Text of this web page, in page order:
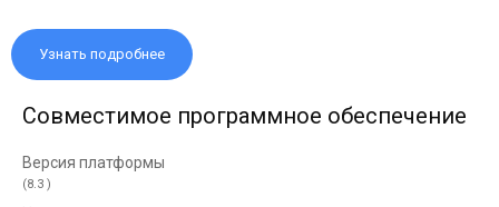
Узнать подробнее
Совместимое программное обеспечение
(8.3 )